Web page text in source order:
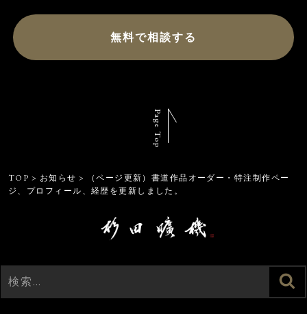
無料で相談する
Page Top
TOP > お知らせ >
（ページ更新）書道作品オーダー・特注制作ペー
ジ、プロフィール、経歴を更新しました。
検
索: